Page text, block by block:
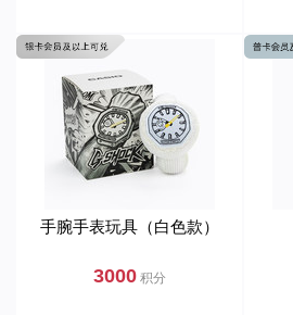
手腕手表玩具（白色款）
3000积分